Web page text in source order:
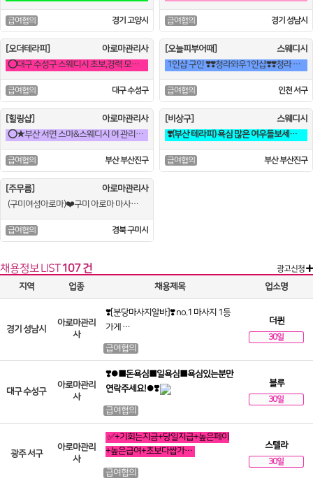
급여협의 경기 고양시 급여협의 경기 성남시
[오더테라피]
아로마관리사
⭕대구 수성구 스웨디시 초보,경력 모집합니다(급구)⭕
급여협의 대구 수성구
[오늘피부어때]
스웨디시
1인샵 구인 ❣️❣️청라와우1인샵❣️❣️청라 와우!!❣️마사지구인❣️
급여협의 인천 서구
[힐링샵]
아로마관리사
⭕★부산 서면 스마&스웨디시 여 관리사님 모집합니다!★⭕
급여협의 부산 부산진구
[비상구]
스웨디시
❣️(부산 테라피) 욕심 많은 여우들보세요~♥︎❣️
급여협의 부산 부산진구
[주무름]
아로마관리사
(구미여성아로마)❤️구미 아로마 마사지 고수익 보장 합니다❤️
급여협의 경북 구미시
채용정보LIST107 건
광고신청
지역
업종 채용제목 업소명
경기 성남시
아로마관리
사
❣️[분당마사지알바]❣️ no.1 마사지 1등
가게 …
급여협의
더퀸
30일
대구 수성구
아로마관리
사
❣️⏺■돈욕심■일욕심■욕심있는분만
연락주세요!⏺❣️
급여협의
블루
30일
광주 서구
아로마관리
사
✅+기회는지금+당일지급+높은페이
+높은급여+초보다쌉가…
급여협의
스텔라
30일